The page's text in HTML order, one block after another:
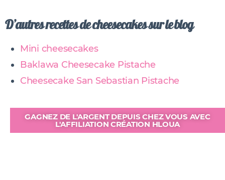
D’autres recettes de cheesecakes sur le blog
Mini cheesecakes
Baklawa Cheesecake Pistache
Cheesecake San Sebastian Pistache
GAGNEZ DE L'ARGENT DEPUIS CHEZ VOUS AVEC
L'AFFILIATION CRÉATION HLOUA